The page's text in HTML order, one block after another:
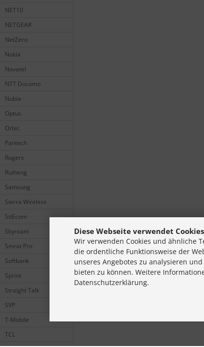
NET10
NETGEAR
NetZero
Nokia
Novatel
NTT Docomo
Nubia
Optus
Orbic
Pantech
Rogers
Ruiheng
Samsung
Sierra Wireless
SitEcom
Skyroam
Smrat Pro
Softbank
Sprint
Straight Talk
SVP
T-Mobile
TCL
Diese Webseite verwendet
Wir verwenden Cookies und ähnliche
die ordentliche Funktionsweise der
unseres Angebotes zu analysieren
bieten zu können. Weitere
Datenschutzerklärung.